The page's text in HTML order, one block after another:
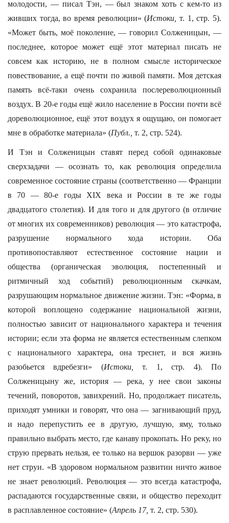
молодости, — писал Тэн, — был знаком хоть с кем-то из
живших тогда, во время революции» (Истоки, т. 1, стр. 5).
«Может быть, моё поколение, — говорил Солженицын, —
последнее, которое может ещё этот материал писать не
совсем как историю, не в полном смысле историческое
повествование, а ещё почти по живой памяти. Моя детская
память всё-таки очень сохранила послереволюционный
воздух. В 20-е годы ещё жило население в России почти всё
дореволюционное, ещё этот воздух я ощущаю, он помогает
мне в обработке материала» (Публ., т. 2, стр. 524).
И Тэн и Солженицын ставят перед собой одинаковые
сверхзадачи — осознать то, как революция определила
современное состояние страны (соответственно — Франции
в 70 — 80-е годы XIX века и России в те же годы
двадцатого столетия). И для того и для другого (в отличие
от многих их современников) революция — это катастрофа,
разрушение нормального хода истории. Оба
противопоставляют естественное состояние нации и
общества (органическая эволюция, постепенный и
ритмичный ход событий) революционным скачкам,
разрушающим нормальное движение жизни. Тэн: «Форма, в
которой воплощено содержание национальной жизни,
полностью зависит от национального характера и течения
истории; если эта форма не является естественным слепком
с национального характера, она треснет, и вся жизнь
разобьется вдребезги» (Истоки,
т. 1, стр. 4). По
Солженицыну же, история — река, у нее свои законы
течений, поворотов, завихрений. Но, продолжает писатель,
приходят умники и говорят, что она — загнивающий пруд,
и надо перепустить ее в другую, лучшую, яму, только
правильно выбрать место, где канаву прокопать. Но реку, но
струю прервать нельзя, ее только на вершок разорви — уже
нет струи. «В здоровом нормальном развитии ничто живое
не знает революций. Революция — это всегда катастрофа,
распадаются государственные связи, и общество переходит
в расплавленное состояние» (Апрель 17, т. 2, стр. 530).